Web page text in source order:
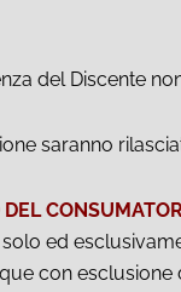
del Discente
saranno
ed
con